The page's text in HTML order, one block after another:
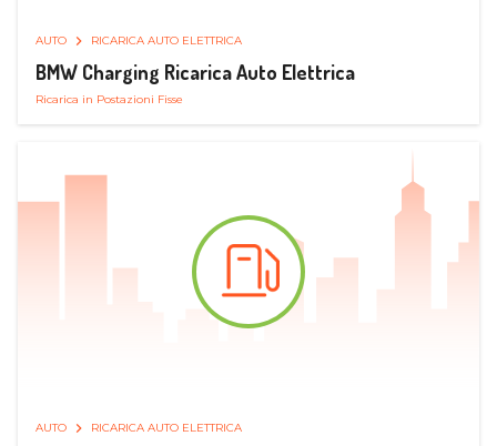
AUTO RICARICA AUTO ELETTRICA
BMW Charging Ricarica Auto Elettrica
Ricarica in Postazioni Fisse
AUTO RICARICA AUTO ELETTRICA